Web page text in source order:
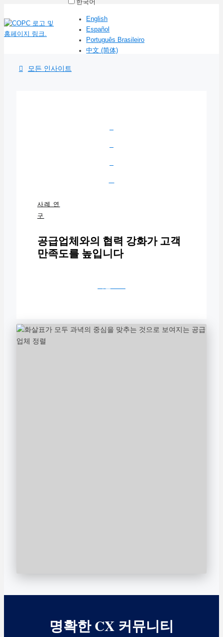
한국어
English
Español
Português Brasileiro
中文 (简体)
모든 인사이트
사례 연
구
공급업체와의 협력 강화가 고객
만족도를 높입니다
명확한 CX 커뮤니티